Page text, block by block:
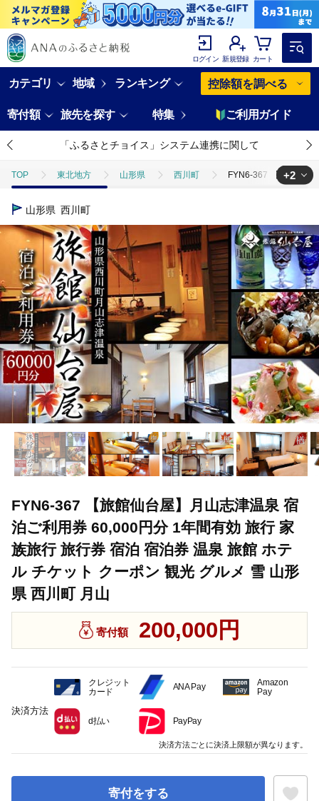
ログイン 新規登録 カート
カテゴリ 地域 ランキング 控除額を調べる
寄付額 旅先を探す 特集 ご利用ガイド
「ふるさとチョイス」システム連携に関して
TOP 東北地方 山形県 西川町 FYN6-367 【旅館仙台
TOP
TOP 旅行・宿泊・体験 宿泊券 FYN6-367 【旅館仙台屋】
+2
山形県 西川町
FYN6-367 【旅館仙台屋】月山志津温泉 宿
泊ご利用券 60,000円分 1年間有効 旅行 家
族旅行 旅行券 宿泊 宿泊券 温泉 旅館 ホテ
ル チケット クーポン 観光 グルメ 雪 山形
県 西川町 月山
寄付額 200,000円
寄付をする
決済方法
クレジット
カード
ANA Pay
Amazon
Pay
d払い PayPay
決済方法ごとに決済上限額が異なります。